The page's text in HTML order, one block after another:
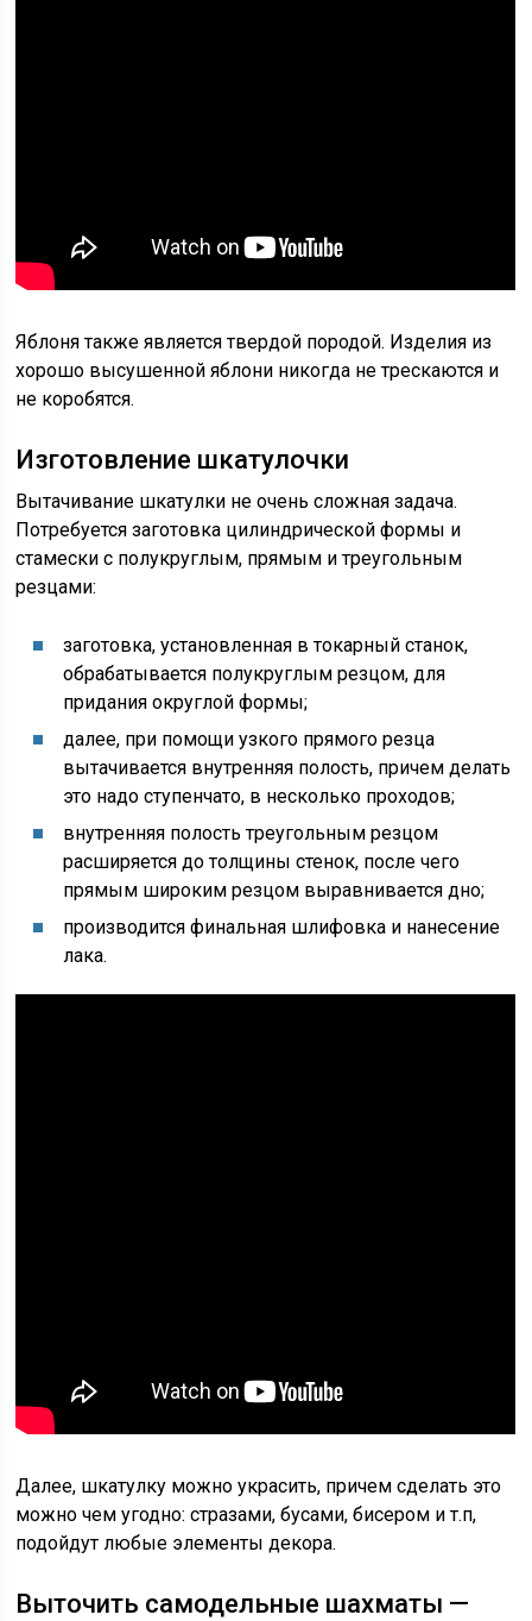
Яблоня также является твердой породой. Изделия из
хорошо высушенной яблони никогда не трескаются и
не коробятся.
Изготовление шкатулочки
Вытачивание шкатулки не очень сложная задача.
Потребуется заготовка цилиндрической формы и
стамески с полукруглым, прямым и треугольным
резцами:
заготовка, установленная в токарный станок,
обрабатывается полукруглым резцом, для
придания округлой формы;
далее, при помощи узкого прямого резца
вытачивается внутренняя полость, причем делать
это надо ступенчато, в несколько проходов;
внутренняя полость треугольным резцом
расширяется до толщины стенок, после чего
прямым широким резцом выравнивается дно;
производится финальная шлифовка и нанесение
лака.
Далее, шкатулку можно украсить, причем сделать это
можно чем угодно: стразами, бусами, бисером и т.п,
подойдут любые элементы декора.
Выточить самодельные шахматы —